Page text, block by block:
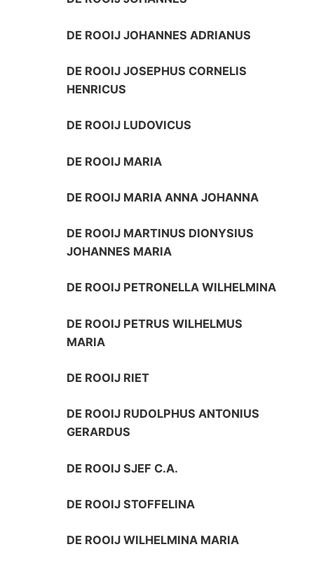
DE ROOIJ JOHANNES ADRIANUS
DE ROOIJ JOSEPHUS CORNELIS
HENRICUS
DE ROOIJ LUDOVICUS
DE ROOIJ MARIA
DE ROOIJ MARIA ANNA JOHANNA
DE ROOIJ MARTINUS DIONYSIUS
JOHANNES MARIA
DE ROOIJ PETRONELLA WILHELMINA
DE ROOIJ PETRUS WILHELMUS
MARIA
DE ROOIJ RIET
DE ROOIJ RUDOLPHUS ANTONIUS
GERARDUS
DE ROOIJ SJEF C.A.
DE ROOIJ STOFFELINA
DE ROOIJ WILHELMINA MARIA